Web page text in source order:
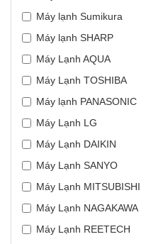
Máy lạnh Sumikura
Máy lạnh SHARP
Máy Lạnh AQUA
Máy Lạnh TOSHIBA
Máy lạnh PANASONIC
Máy Lạnh LG
Máy Lạnh DAIKIN
Máy Lạnh SANYO
Máy Lạnh MITSUBISHI
Máy Lạnh NAGAKAWA
Máy Lạnh REETECH